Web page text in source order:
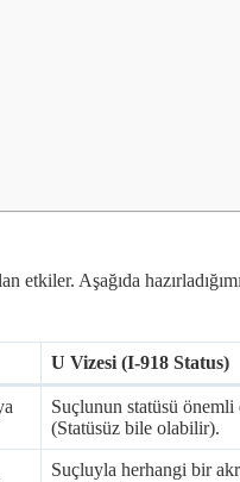
etkiler. Aşağıda
U Vizesi (I-918 Status)
Suçlunun statüsü
(Statüsüz bile olabilir).
Suçluyla herhangi bir